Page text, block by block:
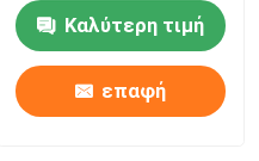
Καλύτερη τιμή
επαφή